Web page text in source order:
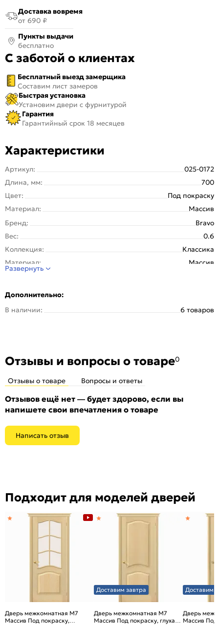
Доставка вовремя
от 690 ₽
Пункты выдачи
бесплатно
С заботой о клиентах
Бесплатный выезд замерщика
Составим лист замеров
Быстрая установка
Установим двери с фурнитурой
Гарантия
Гарантийный срок 18 месяцев
Характеристики
Артикул:
025-0172
Длина, мм:
700
Цвет:
Под покраску
Материал:
Массив
Бренд:
Bravo
Вес:
0.6
Коллекция:
Классика
Материал:
Массив
Развернуть
Дополнительно:
В наличии:
6 товаров
Отзывы и вопросы о товаре0
Отзывы о товаре Вопросы и ответы
Отзывов ещё нет — будет здорово, если вы
напишете свои впечатления о товаре
Написать отзыв
Подходит для моделей дверей
Дверь межкомнатная М7
Массив Под покраску,
Доставим завтра
Дверь межкомнатная М7
Массив Под покраску, глухая,
Доставим
Дверь
Массив Под